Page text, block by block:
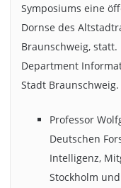
Symposiums eine
Dornse des
Braunschweig,
Department
Stadt
Professor
Deutschen
Intelligenz,
Stockholm